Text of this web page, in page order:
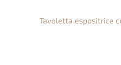
Tavoletta espositrice